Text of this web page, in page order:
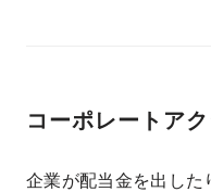
コーポレートア
企業が配当金を出した